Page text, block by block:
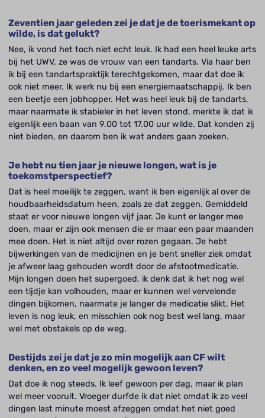
Zeventien jaar geleden zei je dat je de toerismekant op
wilde, is dat gelukt?
Nee, ik vond het toch niet echt leuk. Ik had een heel leuke arts
bij het UWV, ze was de vrouw van een tandarts. Via haar ben
ik bij een tandartspraktijk terechtgekomen, maar dat doe ik
ook niet meer. Ik werk nu bij een energiemaatschappij. Ik ben
een beetje een jobhopper. Het was heel leuk bij de tandarts,
maar naarmate ik stabieler in het leven stond, merkte ik dat ik
eigenlijk een baan van 9.00 tot 17.00 uur wilde. Dat konden zij
niet bieden, en daarom ben ik wat anders gaan zoeken.
Je hebt nu tien jaar je nieuwe longen, wat is je
toekomstperspectief?
Dat is heel moeilijk te zeggen, want ik ben eigenlijk al over de
houdbaarheidsdatum heen, zoals ze dat zeggen. Gemiddeld
staat er voor nieuwe longen vijf jaar. Je kunt er langer mee
doen, maar er zijn ook mensen die er maar een paar maanden
mee doen. Het is niet altijd over rozen gegaan. Je hebt
bijwerkingen van de medicijnen en je bent sneller ziek omdat
je afweer laag gehouden wordt door de afstootmedicatie.
Mijn longen doen het supergoed, ik denk dat ik het nog wel
een tijdje kan volhouden, maar er kunnen wel vervelende
dingen bijkomen, naarmate je langer de medicatie slikt. Het
leven is nog leuk, en misschien ook nog best wel lang, maar
wel met obstakels op de weg.
Destijds zei je dat je zo min mogelijk aan CF wilt
denken, en zo veel mogelijk gewoon leven?
Dat doe ik nog steeds. Ik leef gewoon per dag, maar ik plan
wel meer vooruit. Vroeger durfde ik dat niet omdat ik zo veel
dingen last minute moest afzeggen omdat het niet goed